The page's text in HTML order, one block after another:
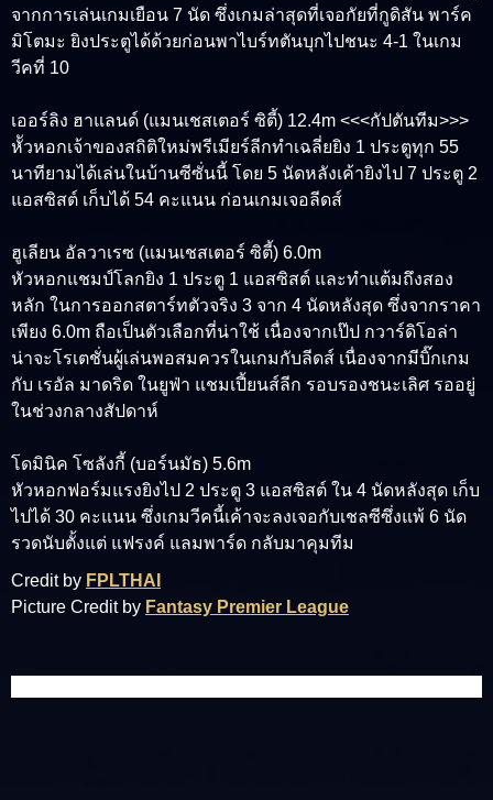
จากการเล่นเกมเยือน 7 นัด ซึ่งเกมล่าสุดที่เจอกัยที่กูดิสัน พาร์ค
มิโตมะ ยิงประตูได้ด้วยก่อนพาไบร์ทตันบุกไปชนะ 4-1 ในเกม
วีคที่ 10
เออร์ลิง ฮาแลนด์ (แมนเชสเตอร์ ซิตี้) 12.4m <<<กัปตันทีม>>>
หััวหอกเจ้าของสถิติใหม่พรีเมียร์ลีกทำเฉลี่ยยิง 1 ประตูทุก 55
นาทียามได้เล่นในบ้านซีซั่นนี้ โดย 5 นัดหลังเค้ายิงไป 7 ประตู 2
แอสซิสต์ เก็บได้ 54 คะแนน ก่อนเกมเจอลีดส์
ฮูเลียน อัลวาเรซ (แมนเชสเตอร์ ซิตี้) 6.0m
หัวหอกแชมป์โลกยิง 1 ประตู 1 แอสซิสต์ และทำแต้มถึงสอง
หลัก ในการออกสตาร์ทตัวจริง 3 จาก 4 นัดหลังสุด ซึ่งจากราคา
เพียง 6.0m ถือเป็นตัวเลือกที่น่าใช้ เนื่องจากเป๊ป กวาร์ดิโอล่า
น่าจะโรเตชั่นผู้เล่นพอสมควรในเกมกับลีดส์ เนื่องจากมีบิ๊กเกม
กับ เรอัล มาดริด ในยูฟ่า แชมเปี้ยนส์ลีก รอบรองชนะเลิศ รออยู่
ในช่วงกลางสัปดาห์
โดมินิค โซลังกี้ (บอร์นมัธ) 5.6m
หัวหอกฟอร์มแรงยิงไป 2 ประตู 3 แอสซิสต์ ใน 4 นัดหลังสุด เก็บ
ไปได้ 30 คะแนน ซึ่งเกมวีคนี้เค้าจะลงเจอกับเชลซีซึ่งแพ้ 6 นัด
รวดนับตั้งแต่ แฟรงค์ แลมพาร์ด กลับมาคุมทีม
Credit by FPLTHAI
Picture Credit by Fantasy Premier League